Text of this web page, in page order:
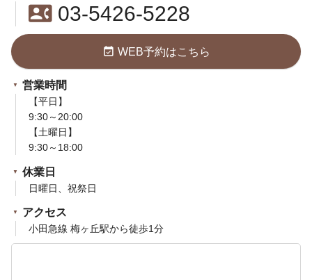
contact_phone03-5426-5228
event_available WEB予約はこちら
営業時間
【平日】
9:30～20:00
【土曜日】
9:30～18:00
休業日
日曜日、祝祭日
アクセス
小田急線 梅ヶ丘駅から徒歩1分